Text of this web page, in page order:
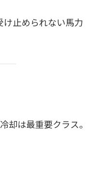
け止められない馬力
却は最重要クラス。